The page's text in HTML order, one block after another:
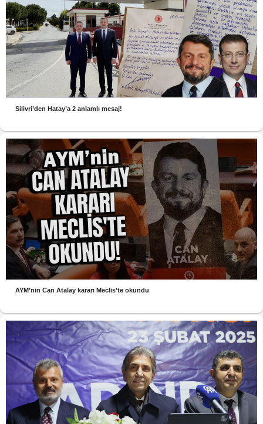
Silivri’den Hatay’a 2 anlamlı mesaj!
AYM’nin Can Atalay kararı Meclis’te okundu